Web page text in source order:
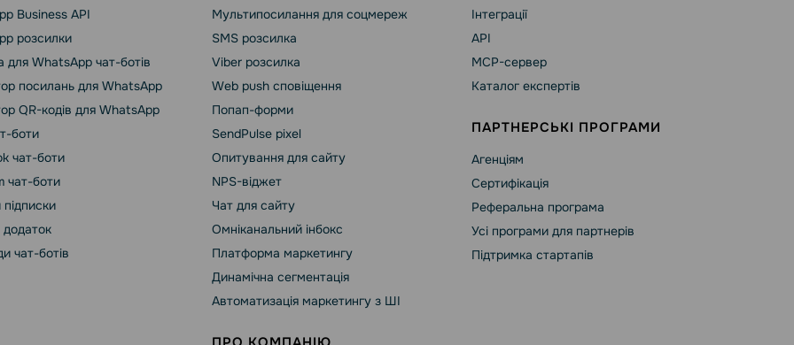
Business API
розсилки
для WhatsApp чат-ботів
посилань для WhatsApp
QR-кодів для WhatsApp
боти
чат-боти
чат-боти
чат-ботів
Мультипосилання для соцмереж
SMS розсилка
Viber розсилка
Web push сповіщення
Попап-форми
SendPulse pixel
Опитування для сайту
NPS-віджет
Чат для сайту
Омніканальний інбокс
Платформа маркетингу
Динамічна сегментація
Автоматизація маркетингу з ШІ
Інтеграції
API
MCP-сервер
Каталог експертів
ПАРТНЕРСЬКІ ПРОГРАМИ
Агенціям
Сертифікація
Реферальна програма
Усі програми для партнерів
Підтримка стартапів